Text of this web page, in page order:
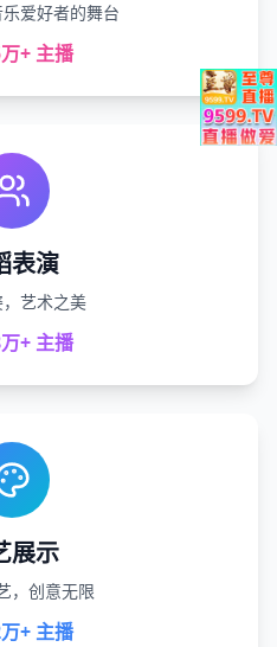
爱好者的舞台
+ 主播
表演
艺术之美
+ 主播
展示
，创意无限
+ 主播